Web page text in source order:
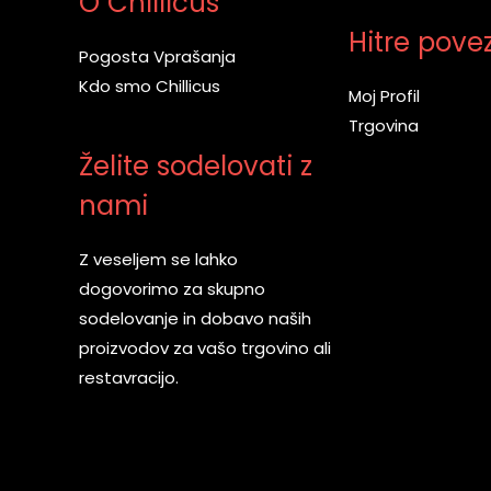
Pogosta Vprašanja
Kdo smo Chillicus
Želite sodelovati z
nami
Z veseljem se lahko
dogovorimo za skupno
sodelovanje in dobavo naših
proizvodov za vašo trgovino ali
restavracijo.
Hitre
Moj Profil
Trgovina